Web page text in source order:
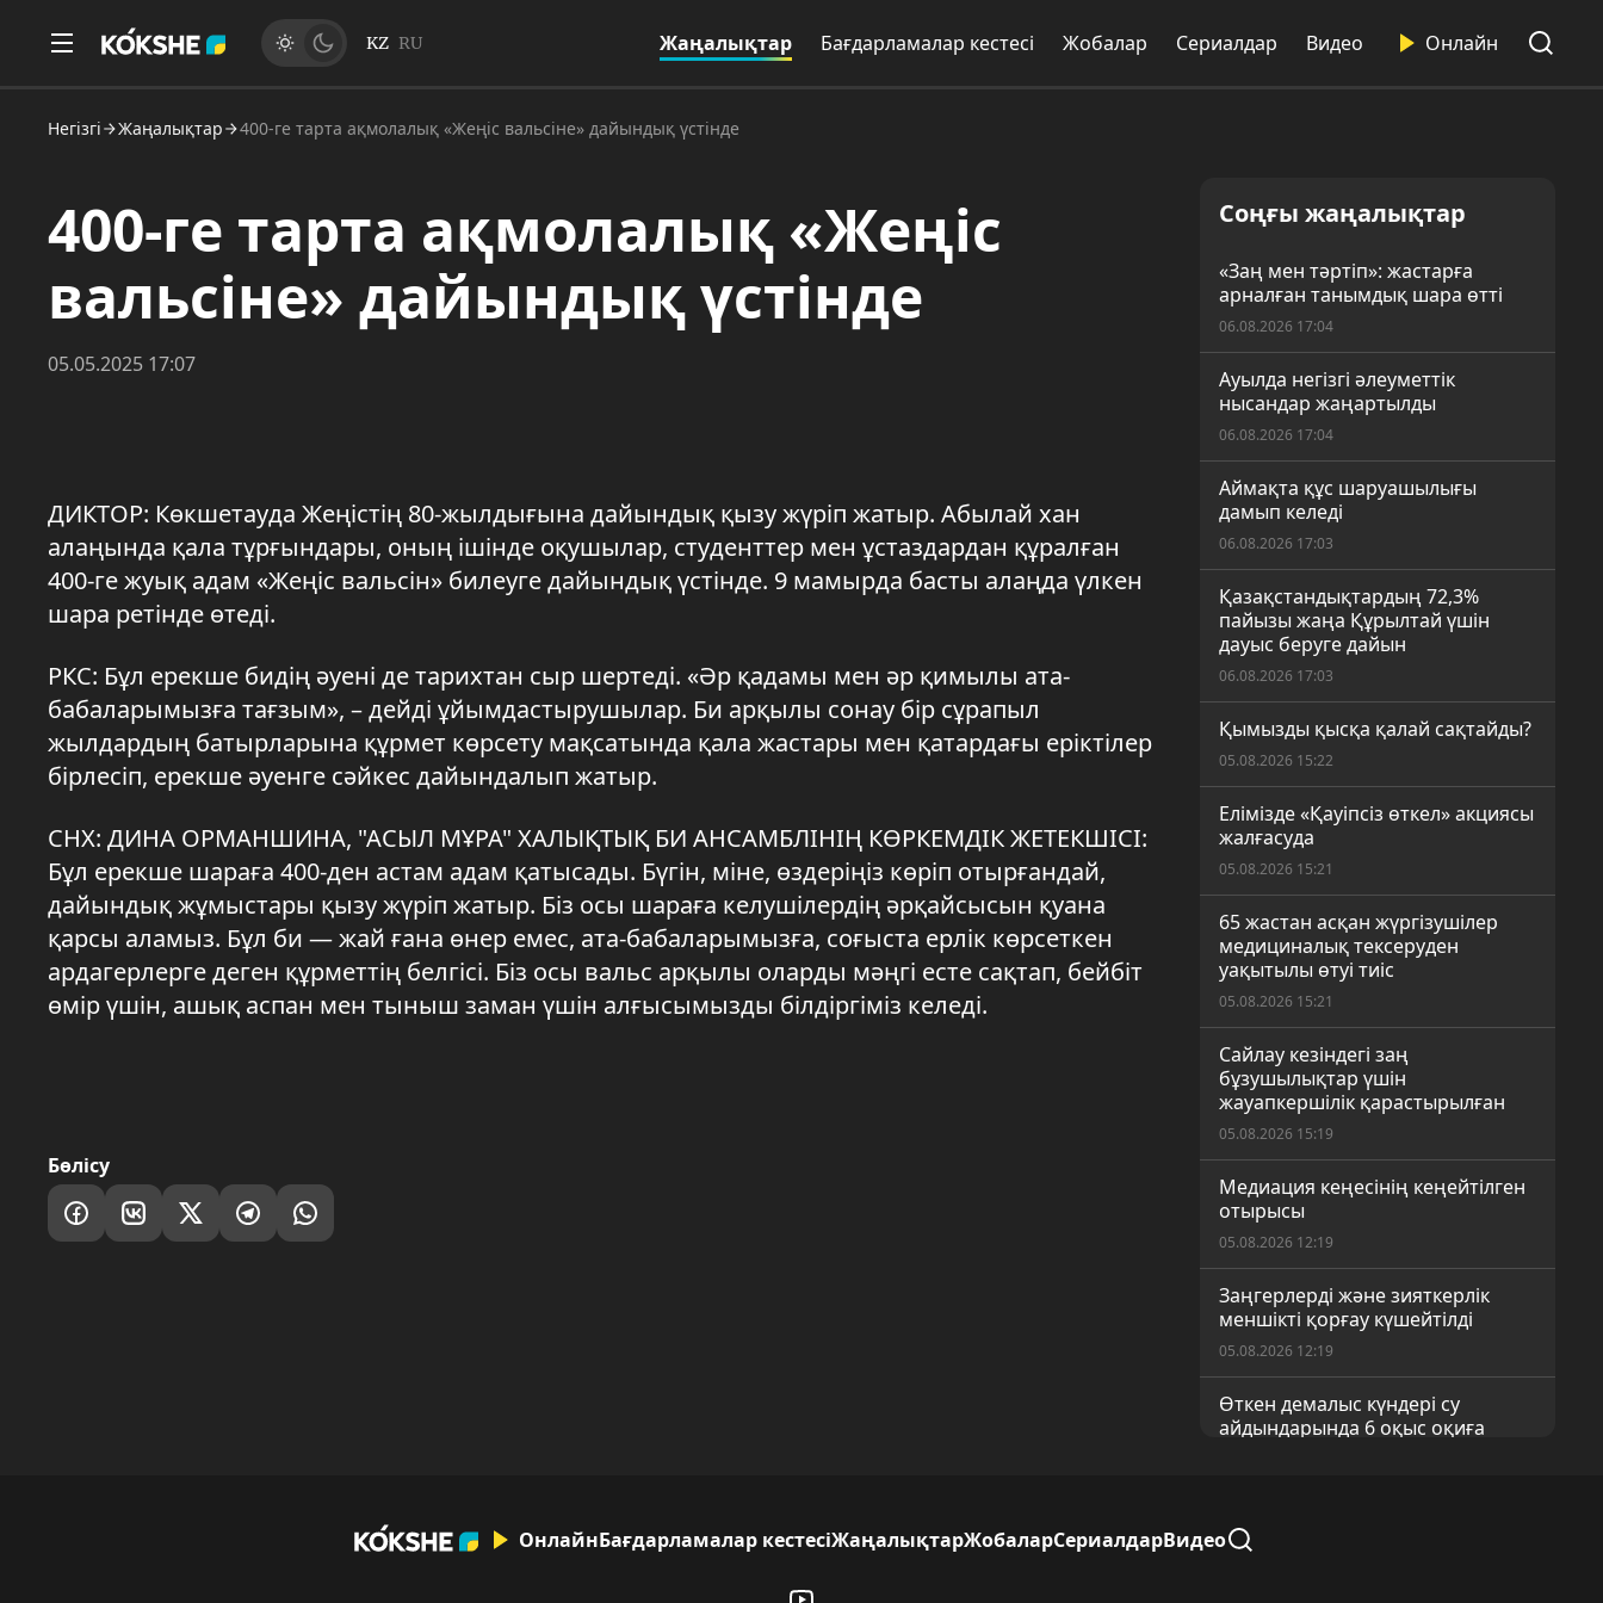
KZ RU Жаңалықтар Бағдарламалар кестесі Жобалар Сериалдар Видео Онлайн
Негізгі Жаңалықтар 400-ге тарта ақмолалық «Жеңіс вальсіне» дайындық үстінде
400-ге тарта ақмолалық «Жеңіс
вальсіне» дайындық үстінде
05.05.2025 17:07
ДИКТОР: Көкшетауда Жеңістің 80-жылдығына дайындық қызу жүріп жатыр. Абылай хан
алаңында қала тұрғындары, оның ішінде оқушылар, студенттер мен ұстаздардан құралған
400-ге жуық адам «Жеңіс вальсін» билеуге дайындық үстінде. 9 мамырда басты алаңда үлкен
шара ретінде өтеді.
РКС: Бұл ерекше бидің әуені де тарихтан сыр шертеді. «Әр қадамы мен әр қимылы ата-
бабаларымызға тағзым», – дейді ұйымдастырушылар. Би арқылы сонау бір сұрапыл
жылдардың батырларына құрмет көрсету мақсатында қала жастары мен қатардағы еріктілер
бірлесіп, ерекше әуенге сәйкес дайындалып жатыр.
СНХ: ДИНА ОРМАНШИНА, "АСЫЛ МҰРА" ХАЛЫҚТЫҚ БИ АНСАМБЛІНІҢ КӨРКЕМДІК ЖЕТЕКШІСІ:
Бұл ерекше шараға 400-ден астам адам қатысады. Бүгін, міне, өздеріңіз көріп отырғандай,
дайындық жұмыстары қызу жүріп жатыр. Біз осы шараға келушілердің әрқайсысын қуана
қарсы аламыз. Бұл би — жай ғана өнер емес, ата-бабаларымызға, соғыста ерлік көрсеткен
ардагерлерге деген құрметтің белгісі. Біз осы вальс арқылы оларды мәңгі есте сақтап, бейбіт
өмір үшін, ашық аспан мен тыныш заман үшін алғысымызды білдіргіміз келеді.
Бөлісу
Соңғы жаңалықтар
«Заң мен тәртіп»: жастарға
арналған танымдық шара өтті
06.08.2026 17:04
Ауылда негізгі әлеуметтік
нысандар жаңартылды
06.08.2026 17:04
Аймақта құс шаруашылығы
дамып келеді
06.08.2026 17:03
Қазақстандықтардың 72,3%
пайызы жаңа Құрылтай үшін
дауыс беруге дайын
06.08.2026 17:03
Қымызды қысқа қалай сақтайды?
05.08.2026 15:22
Елімізде «Қауіпсіз өткел» акциясы
жалғасуда
05.08.2026 15:21
65 жастан асқан жүргізушілер
медициналық тексеруден
уақытылы өтуі тиіс
05.08.2026 15:21
Сайлау кезіндегі заң
бұзушылықтар үшін
жауапкершілік қарастырылған
05.08.2026 15:19
Медиация кеңесінің кеңейтілген
отырысы
05.08.2026 12:19
Заңгерлерді және зияткерлік
меншікті қорғау күшейтілді
05.08.2026 12:19
Өткен демалыс күндері су
айдындарында 6 оқыс оқиға
Қоғамдық бақылау – әділ
сайлаудың кепілі
ОнлайнБағдарламалар кестесіЖаңалықтарЖобаларСериалдарВидео